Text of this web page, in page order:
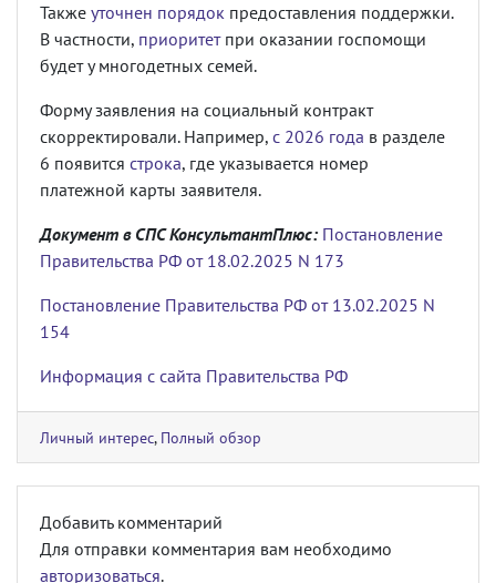
Также уточнен порядок предоставления поддержки.
В частности, приоритетпри оказании госпомощи
будет у многодетных семей.
Форму заявления на социальный контракт
скорректировали. Например, с 2026 года в разделе
6 появится строка, где указывается номер
платежной карты заявителя.
Документ в СПС КонсультантПлюс: Постановление
Правительства РФ от 18.02.2025 N 173
Постановление Правительства РФ от 13.02.2025 N
154
Информация с сайта Правительства РФ
Личный интерес, Полный обзор
Добавить комментарий
Для отправки комментария вам необходимо
авторизоваться.